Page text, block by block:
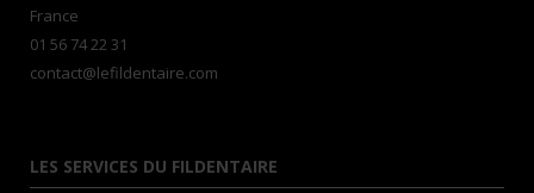
France
01 56 74 22 31
contact@lefildentaire.com
LES SERVICES DU FILDENTAIRE